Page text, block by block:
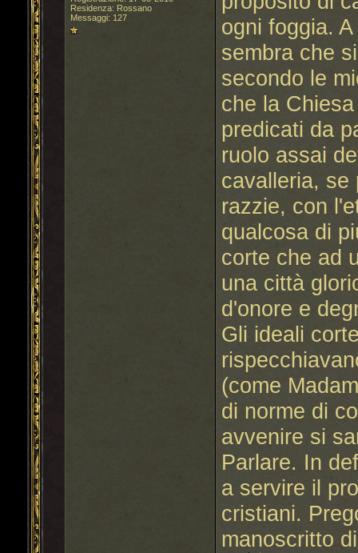
Residenza: Rossano
Messaggi: 127
ogni foggia.
sembra che
secondo le
che la
predicati da
ruolo assai
cavalleria, se
razzie, con
qualcosa di
corte che ad
una città
d'onore e
Gli ideali
(come
di norme di
avvenire si
Parlare. In
a servire il
cristiani.
manoscritto